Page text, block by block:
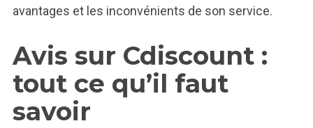
avantages et les inconvénients de son service.
Avis sur Cdiscount :
tout ce qu’il faut
savoir